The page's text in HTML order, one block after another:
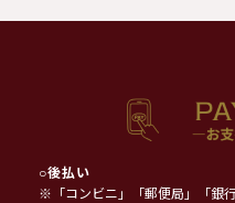
○後払い
※「コンビニ」「郵便局」「銀